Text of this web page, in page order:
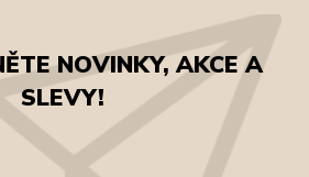
NOVINKY, AKCE A
SLEVY!